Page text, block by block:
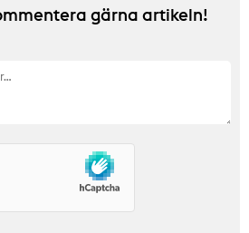
gärna artikeln!